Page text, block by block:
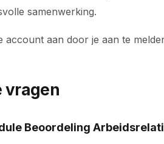
samenwerking.
account aan door je aan te
vragen
Beoordeling